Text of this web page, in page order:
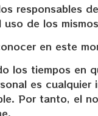
responsables
uso de los
en este
los tiempos en
es
Por tanto, el